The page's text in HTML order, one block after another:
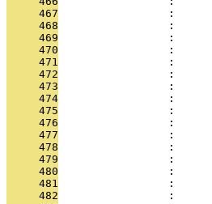
     467
:
     468
:
     469
:
     470
:
     471
:
     472
:
     473
:
     474
:
     475
:
     476
:
     477
:
     478
:
     479
:
     480
:
     481
:
     482
: